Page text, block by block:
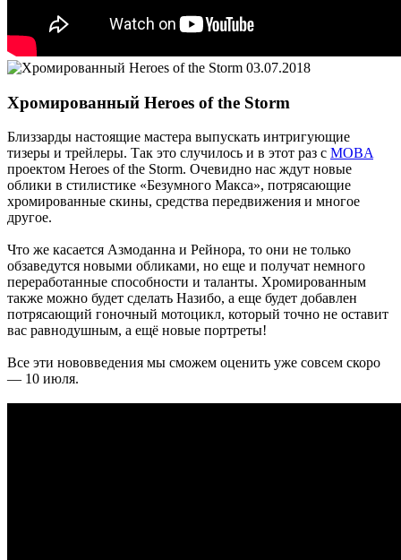
03.07.2018
Хромированный Heroes of the Storm
Близзарды настоящие мастера выпускать интригующие
тизеры и трейлеры. Так это случилось и в этот раз с MOBA
проектом Heroes of the Storm. Очевидно нас ждут новые
облики в стилистике «Безумного Макса», потрясающие
хромированные скины, средства передвижения и многое
другое.
Что же касается Азмоданна и Рейнора, то они не только
обзаведутся новыми обликами, но еще и получат немного
переработанные способности и таланты. Хромированным
также можно будет сделать Назибо, а еще будет добавлен
потрясающий гоночный мотоцикл, который точно не оставит
вас равнодушным, а ещё новые портреты!
Все эти нововведения мы сможем оценить уже совсем скоро
— 10 июля.